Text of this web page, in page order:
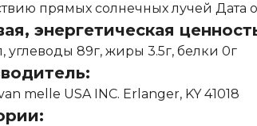
прямых солнечных лучей Дата
энергетическая
углеводы 89г, жиры 3.5г, белки 0г
melle USA INC. Erlanger, KY 41018